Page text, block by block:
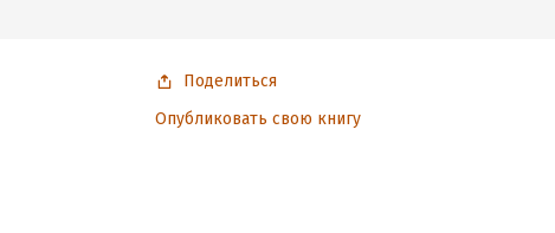
Поделиться
Опубликовать свою книгу